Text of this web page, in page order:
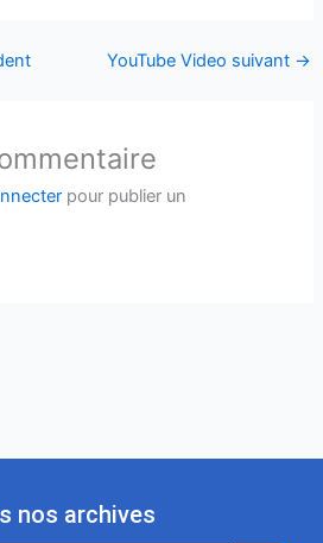
YouTube Video suivant →
pour publier un
nos archives